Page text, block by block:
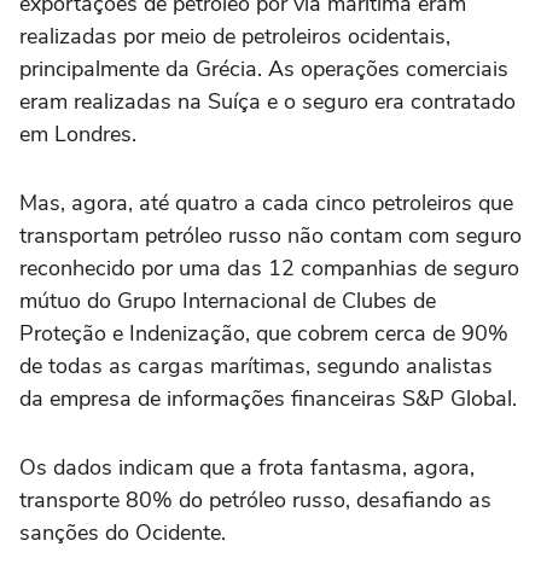
realizadas por meio de petroleiros ocidentais,
principalmente da Grécia. As operações comerciais
eram realizadas na Suíça e o seguro era contratado
em Londres.
Mas, agora, até quatro a cada cinco petroleiros que
transportam petróleo russo não contam com seguro
reconhecido por uma das 12 companhias de seguro
mútuo do Grupo Internacional de Clubes de
Proteção e Indenização, que cobrem cerca de 90%
de todas as cargas marítimas, segundo analistas
da empresa de informações financeiras S&P Global.
Os dados indicam que a frota fantasma, agora,
transporte 80% do petróleo russo, desafiando as
sanções do Ocidente.